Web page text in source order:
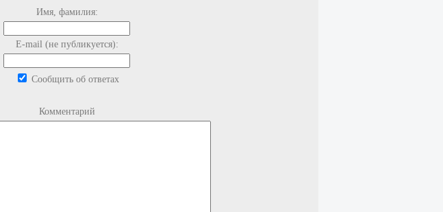
Имя, фамилия:
E-mail (не публикуется):
Сообщить об ответах
Комментарий